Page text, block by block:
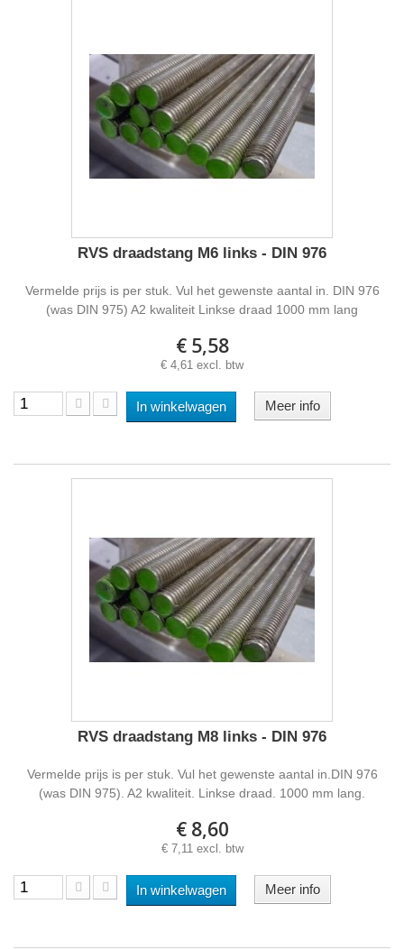
RVS draadstang M6 links - DIN 976
Vermelde prijs is per stuk. Vul het gewenste aantal in. DIN 976
(was DIN 975) A2 kwaliteit Linkse draad 1000 mm lang
€ 5,58
€ 4,61 excl. btw
In winkelwagen Meer info
RVS draadstang M8 links - DIN 976
Vermelde prijs is per stuk. Vul het gewenste aantal in.DIN 976
(was DIN 975). A2 kwaliteit. Linkse draad. 1000 mm lang.
€ 8,60
€ 7,11 excl. btw
In winkelwagen Meer info